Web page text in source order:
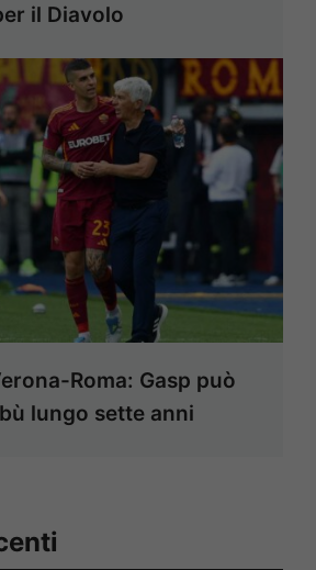
il Diavolo
Roma: Gasp può
lungo sette anni